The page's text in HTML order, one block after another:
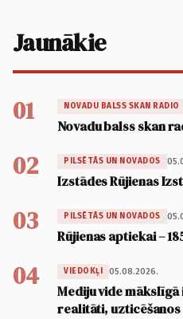
Jaunākie
01 NOVADU BALSS SKAN RADIO
Novadu balss skan
02 PILSĒTĀS UN NOVADOS
Izstādes Rūjienas
03 PILSĒTĀS UN NOVADOS
Rūjienas aptiekai –
04 VIEDOKĻI 05.08.2026.
Mediju vide
realitāti, uzticēšanos